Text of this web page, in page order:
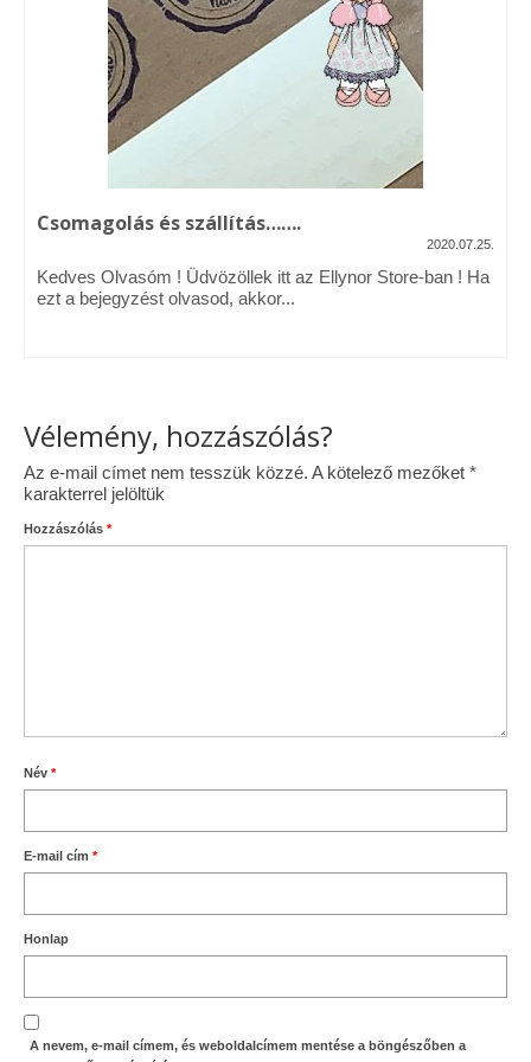
Vásárok, ahol velem is találkozhattál…
Alapanyagok, kellékek
A termékek tisztítása
Ellynor története
Adatkezelési tájékoztató
Általános Szerződési Feltételek
Csomagolás és szállítás…….
2020.07.25.
Kedves Olvasóm ! Üdvözöllek itt az Ellynor Store-ban ! Ha
ezt a bejegyzést olvasod, akkor...
Vélemény, hozzászólás?
Az e-mail címet nem tesszük közzé. A kötelező mezőket *
karakterrel jelöltük
Hozzászólás *
Név *
E-mail cím *
Honlap
A nevem, e-mail címem, és weboldalcímem mentése a böngészőben a